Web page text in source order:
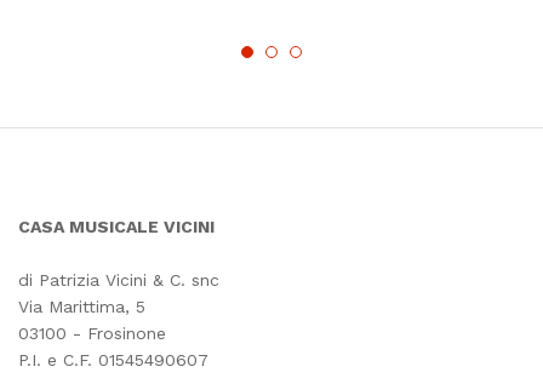
CASA MUSICALE VICINI
di Patrizia Vicini & C. snc
Via Marittima, 5
03100 - Frosinone
P.I. e C.F. 01545490607